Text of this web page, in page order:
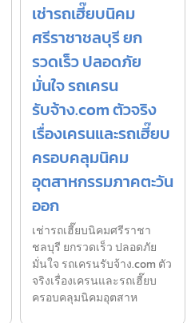
เช่ารถเฮี๊ยบนิคม
ศรีราชาชลบุรี ยก
รวดเร็ว ปลอดภัย
มั่นใจ รถเครน
รับจ้าง.com ตัวจริง
เรื่องเครนและรถเฮี๊ยบ
ครอบคลุมนิคม
อุตสาหกรรมภาคตะวัน
ออก
เช่ารถเฮี๊ยบนิคมศรีราชา
ชลบุรี ยกรวดเร็ว ปลอดภัย
มั่นใจ รถเครนรับจ้าง.com ตัว
จริงเรื่องเครนและรถเฮี๊ยบ
ครอบคลุมนิคมอุตสาห